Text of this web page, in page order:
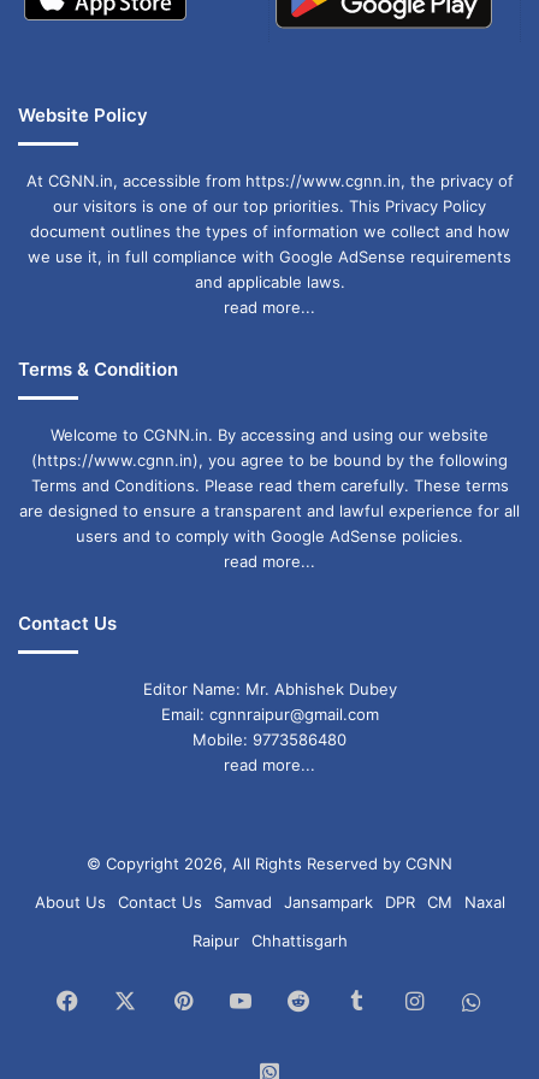
इंक्रीमेंट के योग। आर्थिक सुधार संभव।
लकी कलर: नारंगी
मकर (Capricorn): मेहनत का फल मिलेगा। धन संबंधी
समस्याएं कम होंगी। बचत बढ़ाने का सही दिन।
कुंभ (Aquarius):
आर्थिक स्थिरता बनी रहेगी। पुराने काम से लाभ मिलेगा।
लकी कलर: नीला
मीन (Pisces):किस्मत साथ देगी। रुके पैसे मिल सकते
हैं। बिज़नेस और नौकरी में नए अवसर आएंगे।
खासकर धनु, कर्क, सिंह और तुला राशि वालों के लिए।
Aries prediction Cancer zodiac
Capricorn finance economic luck
Gemini Horoscope
Horoscope 4 December 2025
Website Policy
At CGNN.in, accessible from https://www.cgnn.in, the privacy of
our visitors is one of our top priorities. This Privacy Policy
document outlines the types of information we collect and how
we use it, in full compliance with Google AdSense requirements
and applicable laws.
read more...
Terms & Condition
Welcome to CGNN.in. By accessing and using our website
(https://www.cgnn.in), you agree to be bound by the following
Terms and Conditions. Please read them carefully. These terms
are designed to ensure a transparent and lawful experience for all
users and to comply with Google AdSense policies.
read more...
Contact Us
Editor Name: Mr. Abhishek Dubey
Email: cgnnraipur@gmail.com
Mobile: 9773586480
read more...
© Copyright 2026, All Rights Reserved by CGNN
About Us
Contact Us Samvad Jansampark DPR CM
Naxal
Raipur
Chhattisgarh
Facebook PinterestYouTubeReddit TumblrInstagram